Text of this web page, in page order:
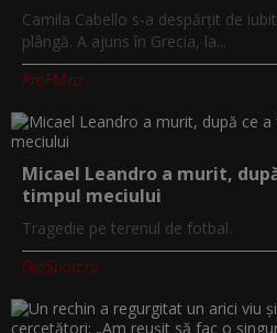
Camila Cabello s-a despărțit de
plângă. A ajuns în Grecia, la...
ProFM.ro
Micael Leandro a murit,
timpul meciului
Tragedie pe terenul de fotbal.
DigiSport.ro